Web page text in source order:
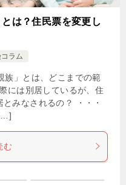
は？住民票を変更し
ラム
」とは、どこまでの範
には別居しているが、住
みなされるの？ ・・・
む